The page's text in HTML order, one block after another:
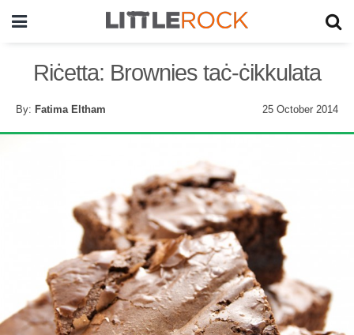
Riċetta: Brownies taċ-ċikkulata
By: Fatima Eltham 25 October 2014